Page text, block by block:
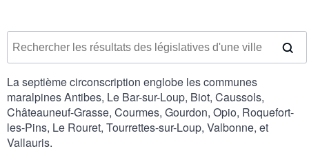
La septième circonscription englobe les communes
maralpines Antibes, Le Bar-sur-Loup, Biot, Caussols,
Châteauneuf-Grasse, Courmes, Gourdon, Opio, Roquefort-
les-Pins, Le Rouret, Tourrettes-sur-Loup, Valbonne, et
Vallauris.